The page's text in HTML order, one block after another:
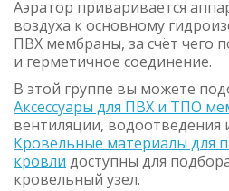
Аэратор приваривается
воздуха к основному
ПВХ мембраны, за счёт чего
и герметичное соединение.
В этой группе вы можете
Аксессуары для ПВХ и ТПО
вентиляции, водоотведения
Кровельные материалы для
кровли доступны для
кровельный узел.